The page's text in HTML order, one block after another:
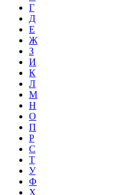
Г
Д
Е
Ж
З
И
К
Л
М
Н
О
П
Р
С
Т
У
Ф
Х